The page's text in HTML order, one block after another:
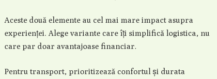
Aceste două elemente au cel mai mare impact asupra
experienței. Alege variante care îți simplifică logistica, nu
care par doar avantajoase financiar.
Pentru transport, prioritizează confortul și durata